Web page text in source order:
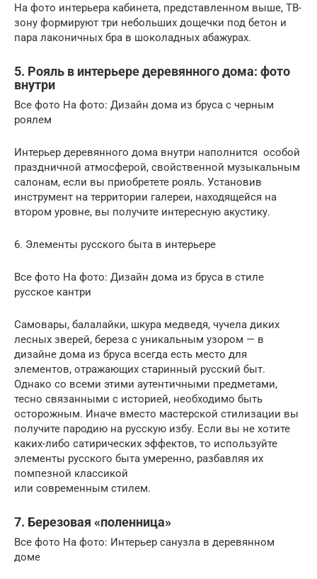
На фото интерьера кабинета, представленном выше, ТВ-
зону формируют три небольших дощечки под бетон и
пара лаконичных бра в шоколадных абажурах.
5. Рояль в интерьере деревянного дома: фото
внутри
Все фото На фото: Дизайн дома из бруса с черным
роялем
Интерьер деревянного дома внутри наполнится особой
праздничной атмосферой, свойственной музыкальным
салонам, если вы приобретете рояль. Установив
инструмент на территории галереи, находящейся на
втором уровне, вы получите интересную акустику.
6. Элементы русского быта в интерьере
Все фото На фото: Дизайн дома из бруса в стиле
русское кантри
Самовары, балалайки, шкура медведя, чучела диких
лесных зверей, береза с уникальным узором — в
дизайне дома из бруса всегда есть место для
элементов, отражающих старинный русский быт.
Однако со всеми этими аутентичными предметами,
тесно связанными с историей, необходимо быть
осторожным. Иначе вместо мастерской стилизации вы
получите пародию на русскую избу. Если вы не хотите
каких-либо сатирических эффектов, то используйте
элементы русского быта умеренно, разбавляя их
помпезной классикой
или современным стилем.
7. Березовая «поленница»
Все фото На фото: Интерьер санузла в деревянном
доме